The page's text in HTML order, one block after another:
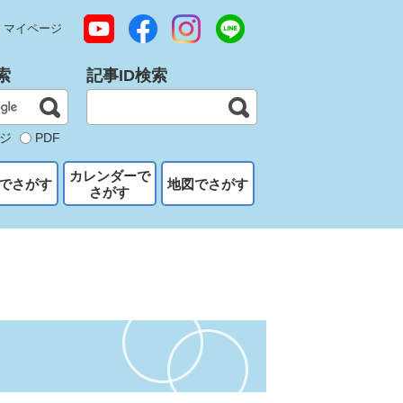
マイページ
PDF
記事ID検索
さがす
カレンダーで
さがす
地図でさがす